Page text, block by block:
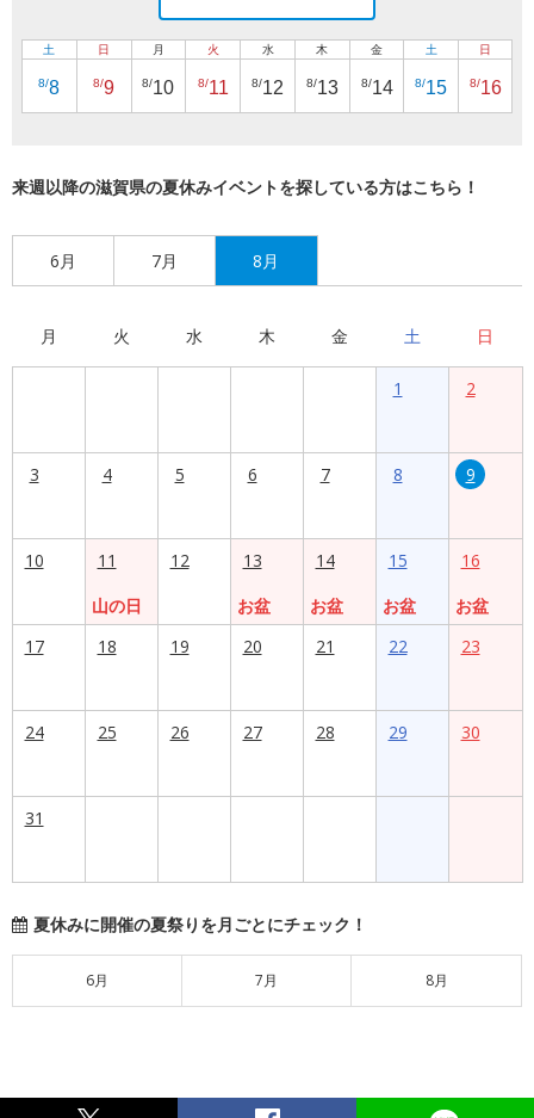
土
8/8
日
8/9
月
8/10
火
8/11
水
8/12
木
8/13
金
8/14
土
8/15
日
8/16
来週以降の滋賀県の夏休みイベントを探している方はこちら！
6月 7月 8月
月 火 水 木 金 土 日
1 2
3 4 5 6 7 8 9
10
11
山の日
12
13
お盆
14
お盆
15
お盆
16
お盆
17
18 19 20 21 22 23
24 25 26 27 28 29 30
31
夏休みに開催の夏祭りを月ごとにチェック！
6月 7月 8月